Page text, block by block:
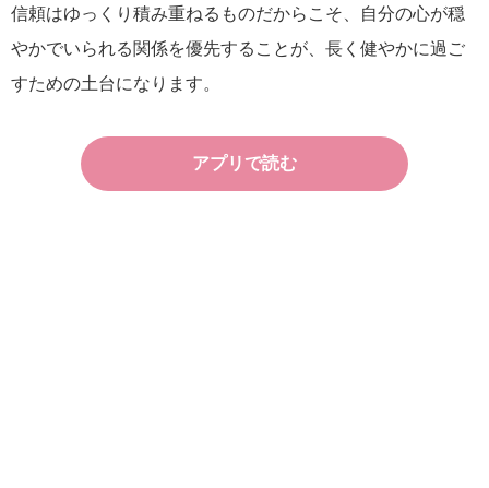
信頼はゆっくり積み重ねるものだからこそ、自分の心が穏
やかでいられる関係を優先することが、長く健やかに過ご
すための土台になります。
アプリで読む